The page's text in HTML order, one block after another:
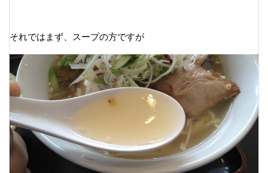
それではまず、スープの方ですが